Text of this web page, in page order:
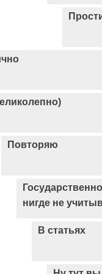
Повторяю
нигде не
В статьях